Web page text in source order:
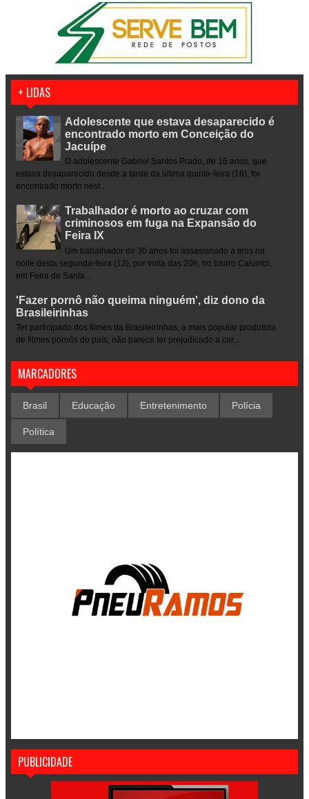
+ LIDAS
Adolescente que estava desaparecido é
encontrado morto em Conceição do
Jacuípe
O adolescente Gabriel Santos Prado, de 16 anos, que
estava desaparecido desde a tarde da última quinta-feira (16), foi
encontrado morto nest...
Trabalhador é morto ao cruzar com
criminosos em fuga na Expansão do
Feira IX
Um trabalhador de 30 anos foi assassinado a tiros na
noite desta segunda-feira (13), por volta das 20h, no bairro Calumbi,
em Feira de Santa...
'Fazer pornô não queima ninguém', diz dono da
Brasileirinhas
Ter participado dos filmes da Brasileirinhas, a mais popular produtora
de filmes pornôs do país, não parece ter prejudicado a car...
MARCADORES
Brasil Educação Entretenimento Polícia
Política
PUBLICIDADE